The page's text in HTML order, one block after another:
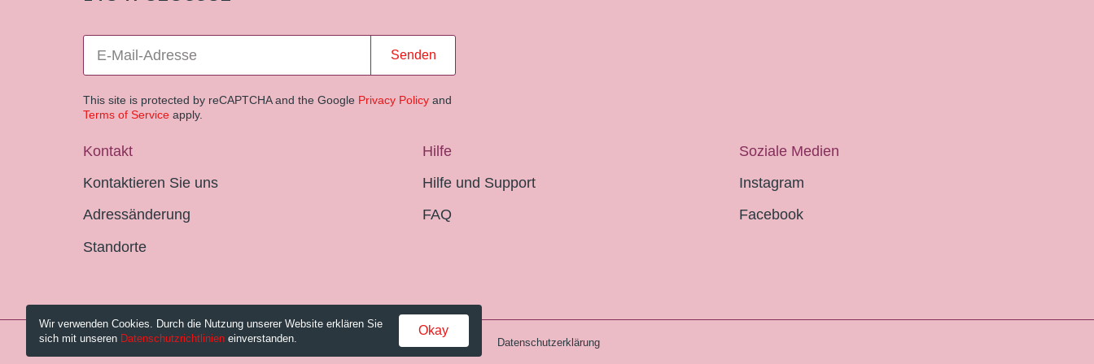
Senden
This site is protected by reCAPTCHA and the Google Privacy Policy and
Terms of Service apply.
Kontakt
Kontaktieren Sie uns
Adressänderung
Standorte
Hilfe
Hilfe und Support
FAQ
Soziale Medien
Instagram
Facebook
© 2026 Pestalozzi-Bibliothek Zürich. Impressum Gebühren und AGB Datenschutzerklärung
Wir verwenden Cookies. Durch die Nutzung unserer Website erklären Sie
sich mit unseren Datenschutzrichtlinien einverstanden.
Okay